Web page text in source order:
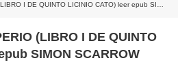
DE QUINTO LICINIO CATO) leer epub SIMON SCARROW
(LIBRO I DE QUINTO
SIMON SCARROW